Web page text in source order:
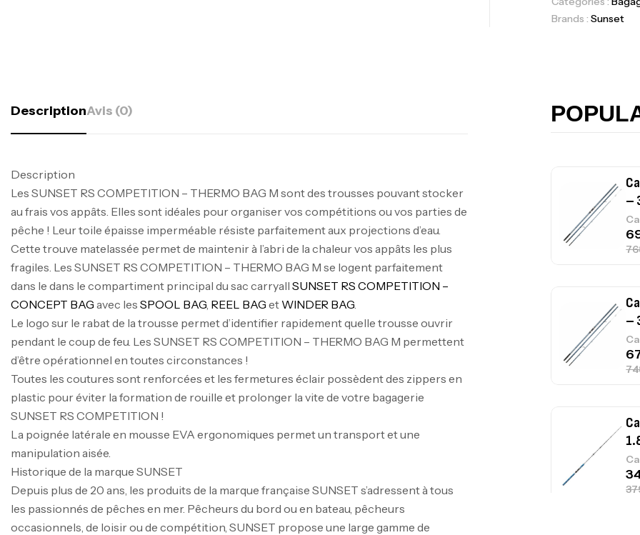
Brands : Sunset
DescriptionAvis (0)
Description
Les SUNSET RS COMPETITION – THERMO BAG M sont des trousses pouvant stocker
au frais vos appâts. Elles sont idéales pour organiser vos compétitions ou vos parties de
pêche ! Leur toile épaisse imperméable résiste parfaitement aux projections d’eau.
Cette trouve matelassée permet de maintenir à l’abri de la chaleur vos appâts les plus
fragiles. Les SUNSET RS COMPETITION – THERMO BAG M se logent parfaitement
dans le dans le compartiment principal du sac carryall SUNSET RS COMPETITION –
CONCEPT BAG avec les SPOOL BAG, REEL BAG et WINDER BAG.
Le logo sur le rabat de la trousse permet d’identifier rapidement quelle trousse ouvrir
pendant le coup de feu. Les SUNSET RS COMPETITION – THERMO BAG M permettent
d’être opérationnel en toutes circonstances !
Toutes les coutures sont renforcées et les fermetures éclair possèdent des zippers en
plastic pour éviter la formation de rouille et prolonger la vite de votre bagagerie
SUNSET RS COMPETITION !
La poignée latérale en mousse EVA ergonomiques permet un transport et une
manipulation aisée.
Historique de la marque SUNSET
Depuis plus de 20 ans, les produits de la marque française SUNSET s’adressent à tous
les passionnés de pêches en mer. Pêcheurs du bord ou en bateau, pêcheurs
occasionnels, de loisir ou de compétition, SUNSET propose une large gamme de
–
–